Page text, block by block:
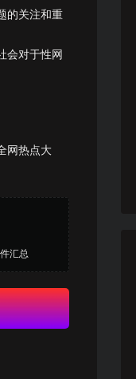
的关注和重
会对于性网
网热点大
汇总